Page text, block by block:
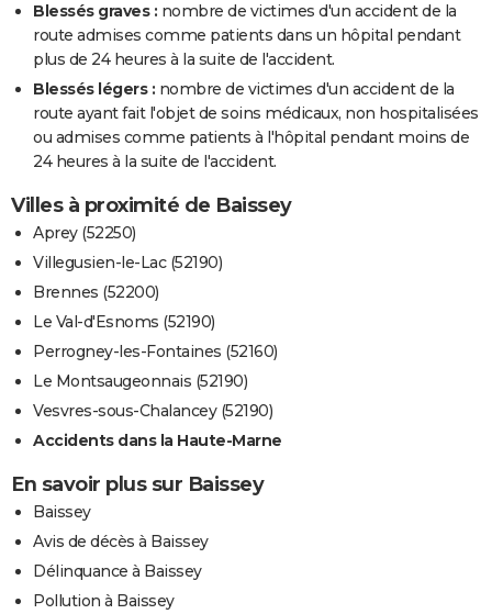
Blessés graves : nombre de victimes d'un accident de la
route admises comme patients dans un hôpital pendant
plus de 24 heures à la suite de l'accident.
Blessés légers : nombre de victimes d'un accident de la
route ayant fait l'objet de soins médicaux, non hospitalisées
ou admises comme patients à l'hôpital pendant moins de
24 heures à la suite de l'accident.
Villes à proximité de Baissey
Aprey (52250)
Villegusien-le-Lac (52190)
Brennes (52200)
Le Val-d'Esnoms (52190)
Perrogney-les-Fontaines (52160)
Le Montsaugeonnais (52190)
Vesvres-sous-Chalancey (52190)
Accidents dans la Haute-Marne
En savoir plus sur Baissey
Baissey
Avis de décès à Baissey
Délinquance à Baissey
Pollution à Baissey